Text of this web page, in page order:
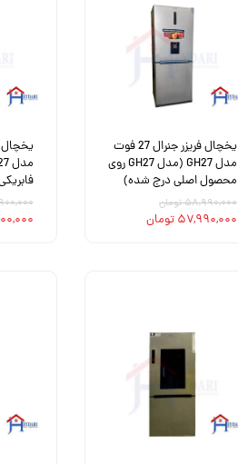
یخچال فریزر جنرال 27 فوت
مدل GH27 (مدل GH27 روی
محصول اصلی درج شده)
۵۸,۹۹۰,۰۰۰ تومان
۵۷,۹۹۰,۰۰۰ تومان